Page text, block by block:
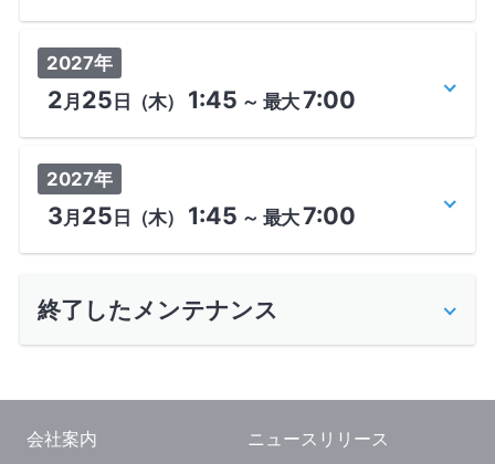
2027年
2月 25 日 （木） 1:45 ～ 最大7:00
2027年
3月 25 日 （木） 1:45 ～ 最大7:00
終了したメンテナンス
会社案内 ニュースリリース